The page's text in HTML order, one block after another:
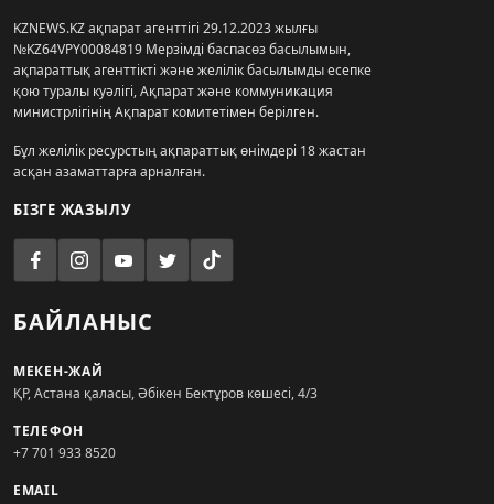
KZNEWS.KZ ақпарат агенттігі 29.12.2023 жылғы
№KZ64VPY00084819 Мерзімді баспасөз басылымын,
ақпараттық агенттікті және желілік басылымды есепке
қою туралы куәлігі, Ақпарат және коммуникация
министрлігінің Ақпарат комитетімен берілген.
Бұл желілік ресурстың ақпараттық өнімдері 18 жастан
асқан азаматтарға арналған.
БІЗГЕ ЖАЗЫЛУ
БАЙЛАНЫС
МЕКЕН-ЖАЙ
ҚР, Астана қаласы, Әбікен Бектұров көшесі, 4/3
ТЕЛЕФОН
+7 701 933 8520
EMAIL